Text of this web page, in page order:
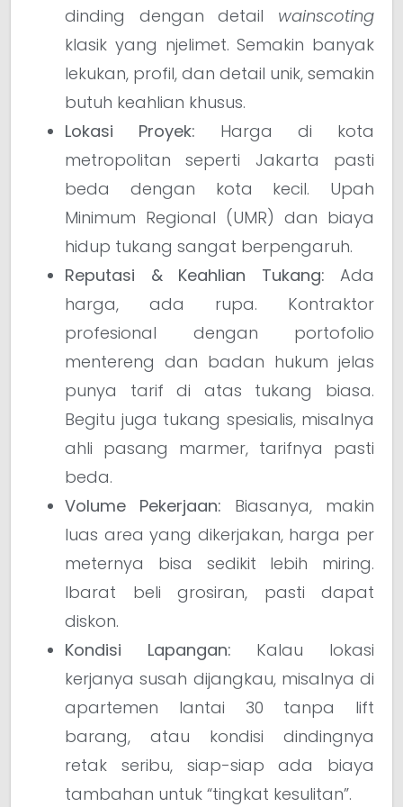
dinding dengan detail wainscoting
klasik yang njelimet. Semakin banyak
lekukan, profil, dan detail unik, semakin
butuh keahlian khusus.
Lokasi Proyek: Harga di kota
metropolitan seperti Jakarta pasti
beda dengan kota kecil. Upah
Minimum Regional (UMR) dan biaya
hidup tukang sangat berpengaruh.
Reputasi & Keahlian Tukang: Ada
harga, ada rupa. Kontraktor
profesional dengan portofolio
mentereng dan badan hukum jelas
punya tarif di atas tukang biasa.
Begitu juga tukang spesialis, misalnya
ahli pasang marmer, tarifnya pasti
beda.
Volume Pekerjaan: Biasanya, makin
luas area yang dikerjakan, harga per
meternya bisa sedikit lebih miring.
Ibarat beli grosiran, pasti dapat
diskon.
Kondisi Lapangan: Kalau lokasi
kerjanya susah dijangkau, misalnya di
apartemen lantai 30 tanpa lift
barang, atau kondisi dindingnya
retak seribu, siap-siap ada biaya
tambahan untuk “tingkat kesulitan”.